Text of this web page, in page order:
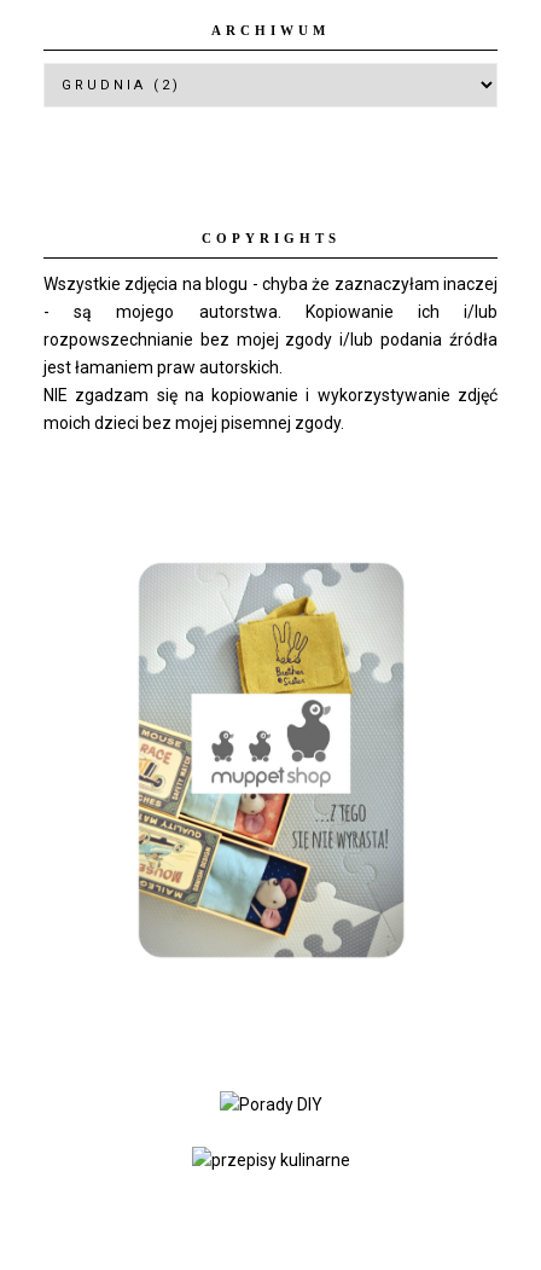
ARCHIWUM
COPYRIGHTS
Wszystkie zdjęcia na blogu - chyba że zaznaczyłam inaczej
- są mojego autorstwa. Kopiowanie ich i/lub
rozpowszechnianie bez mojej zgody i/lub podania źródła
jest łamaniem praw autorskich.
NIE zgadzam się na kopiowanie i wykorzystywanie zdjęć
moich dzieci bez mojej pisemnej zgody.